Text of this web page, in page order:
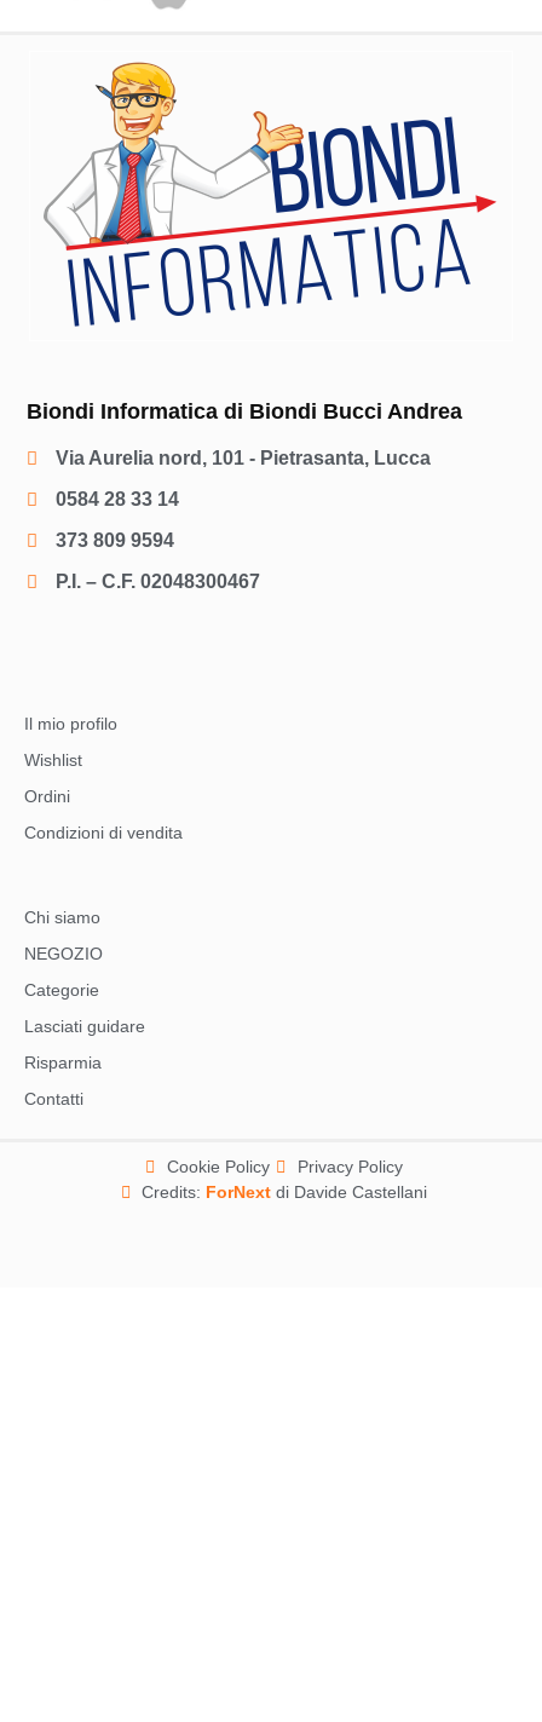
Biondi Informatica di Biondi Bucci Andrea
Via Aurelia nord, 101 - Pietrasanta, Lucca
0584 28 33 14
373 809 9594
P.I. – C.F. 02048300467
Il mio profilo
Wishlist
Ordini
Condizioni di vendita
Chi siamo
NEGOZIO
Categorie
Lasciati guidare
Risparmia
Contatti
Cookie Policy
Privacy Policy
Credits: ForNextdi Davide Castellani